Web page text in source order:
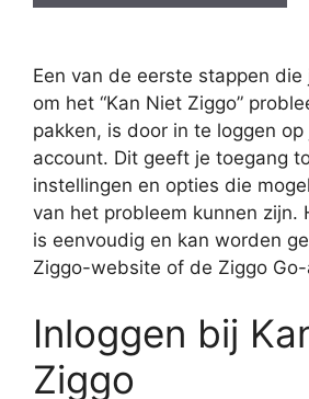
Een van de eerste stappen die
om het “Kan Niet Ziggo”
pakken, is door in te loggen
account. Dit geeft je toegang
instellingen en opties die
van het probleem kunnen zijn.
is eenvoudig en kan worden
Ziggo-website of de Ziggo
Inloggen bij
Ziggo